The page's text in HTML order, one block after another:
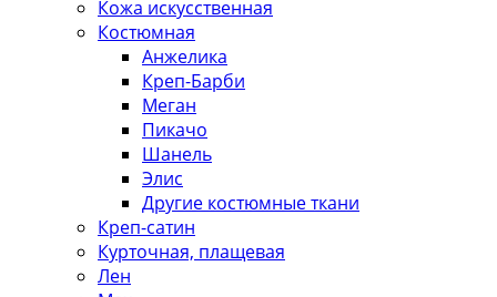
Кожа искусственная
Костюмная
Анжелика
Креп-Барби
Меган
Пикачо
Шанель
Элис
Другие костюмные ткани
Креп-сатин
Курточная, плащевая
Лен